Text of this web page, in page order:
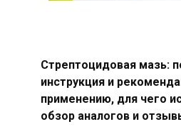
Стрептоцидовая мазь:
инструкция и
применению, для чего
обзор аналогов и